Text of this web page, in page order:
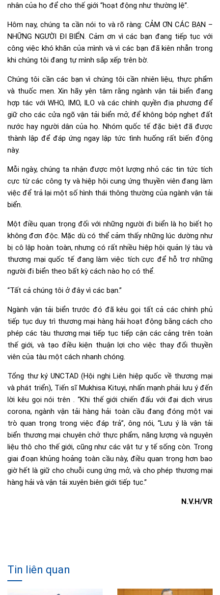
nhân của họ để cho thế giới “hoạt động như thường lệ”.
Hôm nay, chúng ta cần nói to và rõ ràng: CẢM ƠN CÁC BẠN –
NHỮNG NGƯỜI ĐI BIỂN. Cảm ơn vì các bạn đang tiếp tục với
công việc khó khăn của mình và vì các bạn đã kiên nhẫn trong
khi chúng tôi đang tự mình sắp xếp trên bờ.
Chúng tôi cần các bạn vì chúng tôi cần nhiên liệu, thực phẩm
và thuốc men. Xin hãy yên tâm rằng ngành vận tải biển đang
hợp tác với WHO, IMO, ILO và các chính quyền địa phương để
giữ cho các cửa ngõ vận tải biển mở, để không bóp nghẹt đất
nước hay người dân của họ. Nhóm quốc tế đặc biệt đã được
thành lập để đáp ứng ngay lập tức tình huống rất biến động
này.
Mỗi ngày, chúng ta nhận được một lượng nhỏ các tin tức tích
cực từ các công ty và hiệp hội cung ứng thuyền viên đang làm
việc để trả lại một số hình thái thông thường của ngành vận tải
biển.
Một điều quan trọng đối với những người đi biển là họ biết họ
không đơn độc. Mặc dù có thể cảm thấy những lúc dường như
bị cô lập hoàn toàn, nhưng có rất nhiều hiệp hội quản lý tàu và
thương mại quốc tế đang làm việc tích cực để hỗ trợ những
người đi biển theo bất kỳ cách nào họ có thể.
“Tất cả chúng tôi ở đây vì các bạn.”
Ngành vận tải biển trước đó đã kêu gọi tất cả các chính phủ
tiếp tục duy trì thương mại hàng hải hoạt động bằng cách cho
phép các tàu thương mại tiếp tục tiếp cận các cảng trên toàn
thế giới, và tạo điều kiện thuận lợi cho việc thay đổi thuyền
viên của tàu một cách nhanh chóng.
Tổng thư ký UNCTAD (Hội nghị Liên hiệp quốc về thương mại
và phát triển), Tiến sĩ Mukhisa Kituyi, nhấn mạnh phải lưu ý đến
lời kêu gọi nói trên . “Khi thế giới chiến đấu với đại dịch virus
corona, ngành vận tải hàng hải toàn cầu đang đóng một vai
trò quan trọng trong việc đáp trả”, ông nói, “Lưu ý là vận tải
biển thương mại chuyên chở thực phẩm, năng lượng và nguyên
liệu thô cho thế giới, cũng như các vật tư y tế sống còn. Trong
giai đoạn khủng hoảng toàn cầu này, điều quan trọng hơn bao
giờ hết là giữ cho chuỗi cung ứng mở, và cho phép thương mại
hàng hải và vận tải xuyên biên giới tiếp tục.”
N.V.H/VR
Tin liên quan